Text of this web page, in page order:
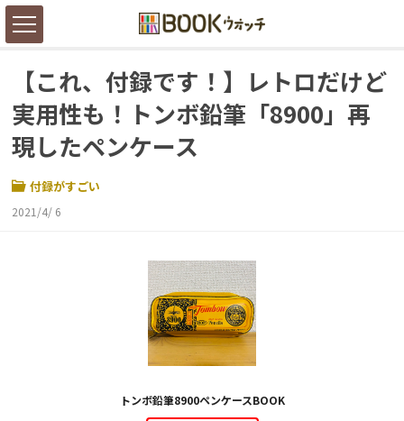
【これ、付録です！】レトロだけど
実用性も！トンボ鉛筆「8900」再
現したペンケース
付録がすごい
2021/4/ 6
トンボ鉛筆8900ペンケースBOOK